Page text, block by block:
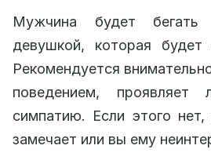
Мужчина будет
девушкой, которая будет
Рекомендуется
поведением,
симпатию. Если этого
замечает или вы ему